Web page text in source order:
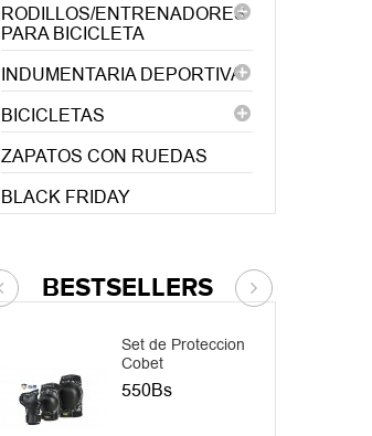
RODILLOS/ENTRENADORES
PARA BICICLETA
INDUMENTARIA DEPORTIVA
BICICLETAS
ZAPATOS CON RUEDAS
BLACK FRIDAY
BESTSELLERS
Set de Proteccion
Cobet
550Bs